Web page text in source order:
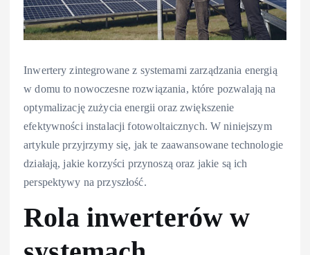
Inwertery zintegrowane z systemami zarządzania energią
w domu to nowoczesne rozwiązania, które pozwalają na
optymalizację zużycia energii oraz zwiększenie
efektywności instalacji fotowoltaicznych. W niniejszym
artykule przyjrzymy się, jak te zaawansowane technologie
działają, jakie korzyści przynoszą oraz jakie są ich
perspektywy na przyszłość.
Rola inwerterów w